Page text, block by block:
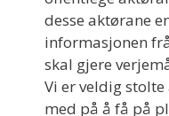
desse aktørane
informasjonen
skal gjere
Vi er veldig
med på å få på